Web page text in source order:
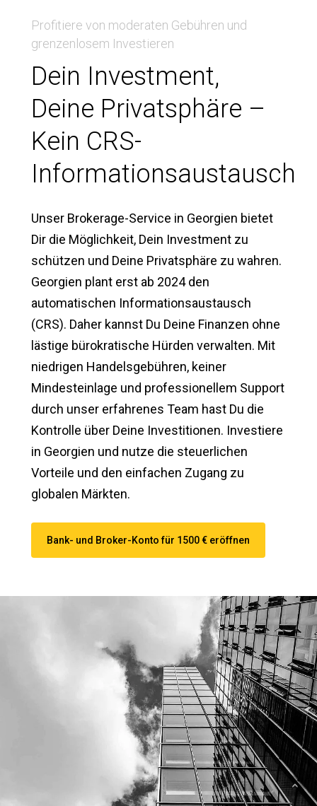
Profitiere von moderaten Gebühren und
grenzenlosem Investieren
Dein Investment,
Deine Privatsphäre –
Kein CRS-
Informationsaustausch
Unser Brokerage-Service in Georgien bietet
Dir die Möglichkeit, Dein Investment zu
schützen und Deine Privatsphäre zu wahren.
Georgien plant erst ab 2024 den
automatischen Informationsaustausch
(CRS). Daher kannst Du Deine Finanzen ohne
lästige bürokratische Hürden verwalten. Mit
niedrigen Handelsgebühren, keiner
Mindesteinlage und professionellem Support
durch unser erfahrenes Team hast Du die
Kontrolle über Deine Investitionen. Investiere
in Georgien und nutze die steuerlichen
Vorteile und den einfachen Zugang zu
globalen Märkten.
Bank- und Broker-Konto für 1500 € eröffnen